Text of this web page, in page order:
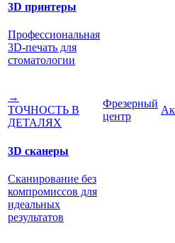
3D принтеры
Профессиональная
3D-печать для
стоматологии
→
ТОЧНОСТЬ В
ДЕТАЛЯХ
3D сканеры
Сканирование без
компромиссов для
идеальных
результатов
Фрезерный
центр